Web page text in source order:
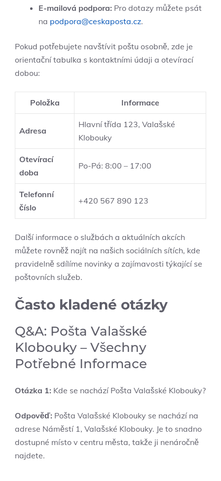
E-mailová podpora: Pro dotazy můžete psát
na podpora@ceskaposta.cz.
Pokud potřebujete navštívit ​poštu osobně, zde je
orientační tabulka s kontaktními údaji ​a otevírací
dobou:
Položka Informace
Adresa
Hlavní třída 123, Valašské
Klobouky
Otevírací
doba
Po-Pá: 8:00⁣ – 17:00
Telefonní
číslo
+420 567 890⁢ 123
Další ⁢informace o službách a aktuálních akcích
můžete rovněž⁣ najít na našich sociálních sítích, kde
pravidelně sdílíme⁤ novinky⁣ a zajímavosti⁣ týkající‌ se
poštovních služeb.
Často⁢ kladené otázky
Q&A: Pošta Valašské
Klobouky – Všechny
⁢Potřebné ⁢Informace
Otázka 1: Kde se nachází Pošta ‍Valašské Klobouky?
Odpověď: Pošta Valašské Klobouky se nachází‍ na‍
adrese Náměstí 1, Valašské Klobouky.⁢ Je to snadno
dostupné ⁣místo v centru města, takže ji ⁣nenáročně
najdete.